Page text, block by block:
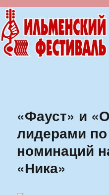
Ильменский
«Фауст» и
лидерами
номинаций
«Ника»